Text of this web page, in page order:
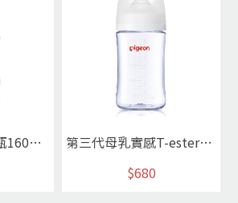
第三代T-ester空瓶160ml素色瓶
第三代母乳實感T-ester奶瓶240ml/純淨白
$680